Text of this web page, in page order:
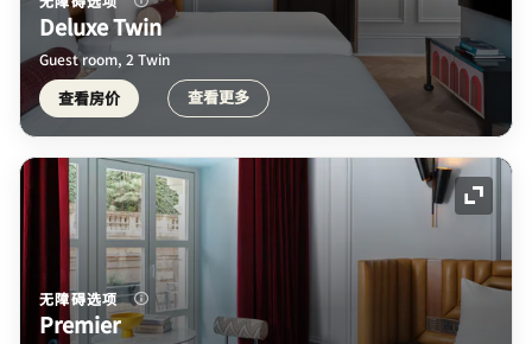
Deluxe Twin
Guest room, 2 Twin
查看房价 查看更多
展开
无障碍选项
Premier